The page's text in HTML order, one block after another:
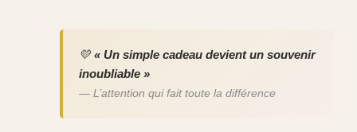
💛« Un simple cadeau devient un souvenir
inoubliable »
— L’attention qui fait toute la différence